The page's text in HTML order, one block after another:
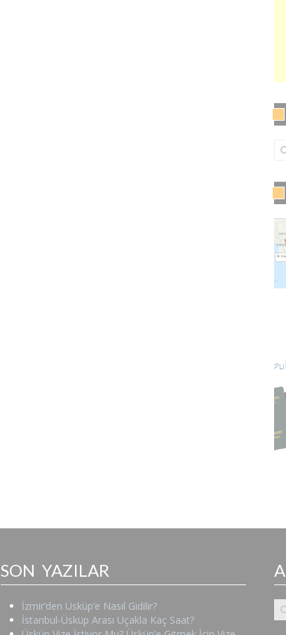
SON YAZILAR
İzmir’den Üsküp’e Nasıl Gidilir?
İstanbul-Üsküp Arası Uçakla Kaç Saat?